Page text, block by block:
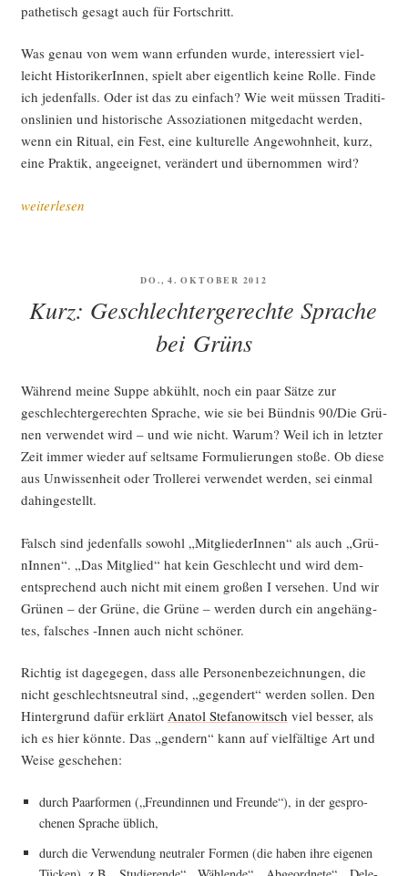
pathe­tisch gesagt auch für Fortschritt.
Was genau von wem wann erfun­den wur­de, inter­es­siert viel­
leicht His­to­ri­ke­rIn­nen, spielt aber eigent­lich kei­ne Rol­le. Fin­de
ich jeden­falls. Oder ist das zu ein­fach? Wie weit müs­sen Tra­di­ti­
ons­li­ni­en und his­to­ri­sche Asso­zia­tio­nen mit­ge­dacht wer­den,
wenn ein Ritu­al, ein Fest, eine kul­tu­rel­le Ange­wohn­heit, kurz,
eine Prak­tik, ange­eig­net, ver­än­dert und über­nom­men wird?
„Aneig­
tu­
del“
weiterlesen
VERÖFFENTLICHT
DO., 4. OKTOBER 2012
Kurz: Geschlechtergerechte Sprache
bei Grüns
Wäh­rend mei­ne Sup­pe abkühlt, noch ein paar Sät­ze zur
geschlech­ter­ge­rech­ten Spra­che, wie sie bei Bünd­nis 90/Die Grü­
nen ver­wen­det wird – und wie nicht. War­um? Weil ich in letz­ter
Zeit immer wie­der auf selt­sa­me For­mu­lie­run­gen sto­ße. Ob die­se
aus Unwis­sen­heit oder Trol­lerei ver­wen­det wer­den, sei ein­mal
dahingestellt.
Falsch sind jeden­falls sowohl „Mit­glie­de­rIn­nen“ als auch „Grü­
nIn­nen“. „Das Mit­glied“ hat kein Geschlecht und wird dem­
entspre­chend auch nicht mit einem gro­ßen I ver­se­hen. Und wir
Grü­nen – der Grü­ne, die Grü­ne – wer­den durch ein ange­häng­
tes, fal­sches ‑Innen auch nicht schöner.
Rich­tig ist dage­ge­gen, dass alle Per­so­nen­be­zeich­nun­gen, die
nicht geschlechts­neu­tral sind, „gegen­dert“ wer­den sol­len. Den
Hin­ter­grund dafür erklärt Ana­tol Ste­fa­no­witsch viel bes­ser, als
ich es hier könn­te. Das „gen­dern“ kann auf viel­fäl­ti­ge Art und
Wei­se geschehen:
durch Paar­for­men („Freun­din­nen und Freun­de“), in der gespro­
che­nen Spra­che üblich,
durch die Ver­wen­dung neu­tra­ler For­men (die haben ihre eige­nen